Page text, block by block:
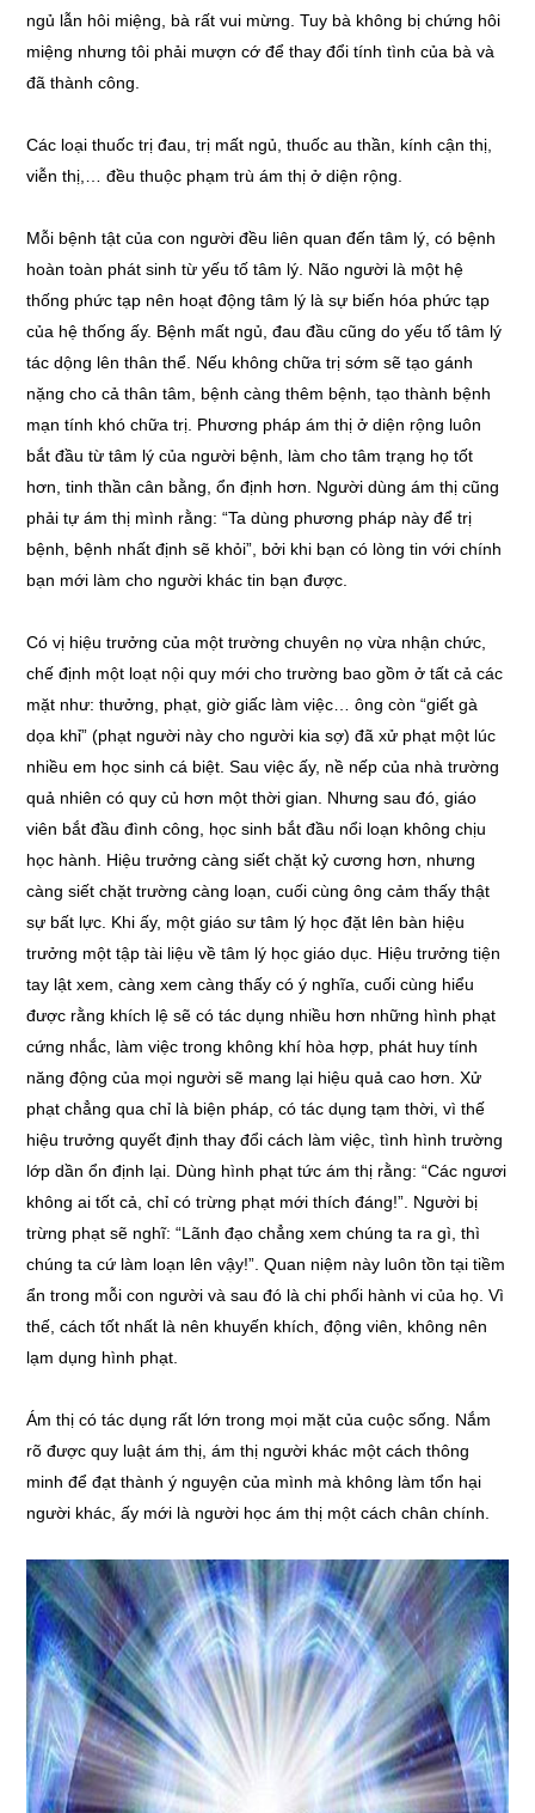
ngủ lẫn hôi miệng, bà rất vui mừng. Tuy bà không bị chứng hôi
miệng nhưng tôi phải mượn cớ để thay đổi tính tình của bà và
đã thành công.
Các loại thuốc trị đau, trị mất ngủ, thuốc au thần, kính cận thị,
viễn thị,… đều thuộc phạm trù ám thị ở diện rộng.
Mỗi bệnh tật của con người đều liên quan đến tâm lý, có bệnh
hoàn toàn phát sinh từ yếu tố tâm lý. Não người là một hệ
thống phức tạp nên hoạt động tâm lý là sự biến hóa phức tạp
của hệ thống ấy. Bệnh mất ngủ, đau đầu cũng do yếu tố tâm lý
tác dộng lên thân thể. Nếu không chữa trị sớm sẽ tạo gánh
nặng cho cả thân tâm, bệnh càng thêm bệnh, tạo thành bệnh
mạn tính khó chữa trị. Phương pháp ám thị ở diện rộng luôn
bắt đầu từ tâm lý của người bệnh, làm cho tâm trạng họ tốt
hơn, tinh thần cân bằng, ổn định hơn. Người dùng ám thị cũng
phải tự ám thị mình rằng: “Ta dùng phương pháp này để trị
bệnh, bệnh nhất định sẽ khỏi”, bởi khi bạn có lòng tin với chính
bạn mới làm cho người khác tin bạn được.
Có vị hiệu trưởng của một trường chuyên nọ vừa nhận chức,
chế định một loạt nội quy mới cho trường bao gồm ở tất cả các
mặt như: thưởng, phạt, giờ giấc làm việc… ông còn “giết gà
dọa khỉ” (phạt người này cho người kia sợ) đã xử phạt một lúc
nhiều em học sinh cá biệt. Sau việc ấy, nề nếp của nhà trường
quả nhiên có quy củ hơn một thời gian. Nhưng sau đó, giáo
viên bắt đầu đình công, học sinh bắt đầu nổi loạn không chịu
học hành. Hiệu trưởng càng siết chặt kỷ cương hơn, nhưng
càng siết chặt trường càng loạn, cuối cùng ông cảm thấy thật
sự bất lực. Khi ấy, một giáo sư tâm lý học đặt lên bàn hiệu
trưởng một tập tài liệu về tâm lý học giáo dục. Hiệu trưởng tiện
tay lật xem, càng xem càng thấy có ý nghĩa, cuối cùng hiểu
được rằng khích lệ sẽ có tác dụng nhiều hơn những hình phạt
cứng nhắc, làm việc trong không khí hòa hợp, phát huy tính
năng động của mọi người sẽ mang lại hiệu quả cao hơn. Xử
phạt chẳng qua chỉ là biện pháp, có tác dụng tạm thời, vì thế
hiệu trưởng quyết định thay đổi cách làm việc, tình hình trường
lớp dần ổn định lại. Dùng hình phạt tức ám thị rằng: “Các ngươi
không ai tốt cả, chỉ có trừng phạt mới thích đáng!”. Người bị
trừng phạt sẽ nghĩ: “Lãnh đạo chẳng xem chúng ta ra gì, thì
chúng ta cứ làm loạn lên vậy!”. Quan niệm này luôn tồn tại tiềm
ẩn trong mỗi con người và sau đó là chi phối hành vi của họ. Vì
thế, cách tốt nhất là nên khuyến khích, động viên, không nên
lạm dụng hình phạt.
Ám thị có tác dụng rất lớn trong mọi mặt của cuộc sống. Nắm
rõ được quy luật ám thị, ám thị người khác một cách thông
minh để đạt thành ý nguyện của mình mà không làm tổn hại
người khác, ấy mới là người học ám thị một cách chân chính.